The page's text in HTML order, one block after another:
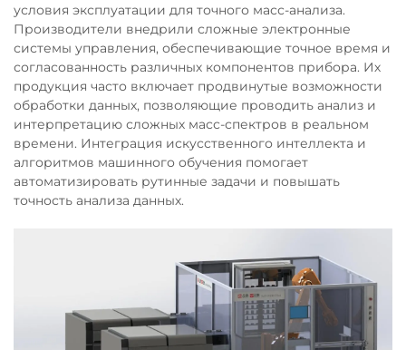
условия эксплуатации для точного масс-анализа.
Производители внедрили сложные электронные
системы управления, обеспечивающие точное время и
согласованность различных компонентов прибора. Их
продукция часто включает продвинутые возможности
обработки данных, позволяющие проводить анализ и
интерпретацию сложных масс-спектров в реальном
времени. Интеграция искусственного интеллекта и
алгоритмов машинного обучения помогает
автоматизировать рутинные задачи и повышать
точность анализа данных.